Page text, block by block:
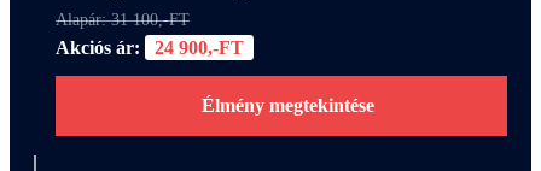
Alapár: 31 100,-FT
Akciós ár: 24 900,-FT
Élmény megtekintése